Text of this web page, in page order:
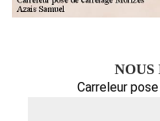
Carreleur